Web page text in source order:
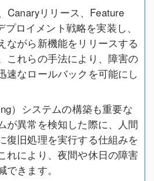
Canaryリリース、Feature
ロイメント戦略を実装し、
ながら新機能をリリースする
これらの手法により、障害の
速なロールバックを可能にし
）システムの構築も重要な
が異常を検知した際に、人間
復旧処理を実行する仕組みを
れにより、夜間や休日の障害
きます。